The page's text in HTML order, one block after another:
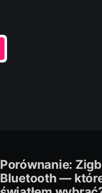
Porównanie:
Bluetooth —